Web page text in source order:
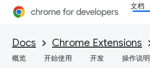
文档
Docs Chrome Extensions
概览 开始使用 开发 操作说明